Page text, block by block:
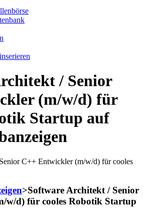
/ Senior
(m/w/d) für
Startup auf
>Software Architekt / Senior
w/d) für cooles Robotik Startup